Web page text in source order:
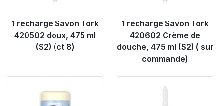
1 recharge Savon Tork
420502 doux, 475 ml
(S2) (ct 8)
1 recharge Savon Tork
420602 Crème de
douche, 475 ml (S2) ( sur
commande)
Product Link